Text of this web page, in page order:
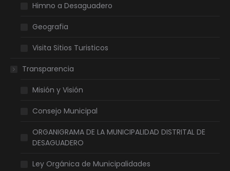
Himno a Desaguadero
Geografia
Visita Sitios Turisticos
Transparencia
Misión y Visión
Consejo Municipal
ORGANIGRAMA DE LA MUNICIPALIDAD DISTRITAL DE
DESAGUADERO
Ley Orgánica de Municipalidades